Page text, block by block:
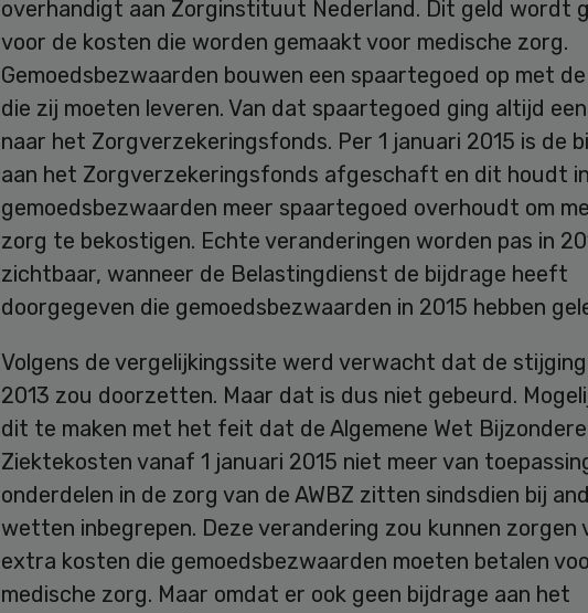
overhandigt aan Zorginstituut Nederland. Dit geld wordt
voor de kosten die worden gemaakt voor medische zorg.
Gemoedsbezwaarden bouwen een spaartegoed op met
die zij moeten leveren. Van dat spaartegoed ging altijd
naar het Zorgverzekeringsfonds. Per 1 januari 2015 is de
aan het Zorgverzekeringsfonds afgeschaft en dit houdt
gemoedsbezwaarden meer spaartegoed overhoudt om
zorg te bekostigen. Echte veranderingen worden pas in
zichtbaar, wanneer de Belastingdienst de bijdrage heeft
doorgegeven die gemoedsbezwaarden in 2015 hebben
Volgens de vergelijkingssite werd verwacht dat de
2013 zou doorzetten. Maar dat is dus niet gebeurd.
dit te maken met het feit dat de Algemene Wet Bijzondere
Ziektekosten vanaf 1 januari 2015 niet meer van
onderdelen in de zorg van de AWBZ zitten sindsdien bij
wetten inbegrepen. Deze verandering zou kunnen zorgen
extra kosten die gemoedsbezwaarden moeten betalen
medische zorg. Maar omdat er ook geen bijdrage aan het